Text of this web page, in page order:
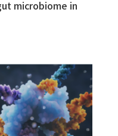
microbiome in